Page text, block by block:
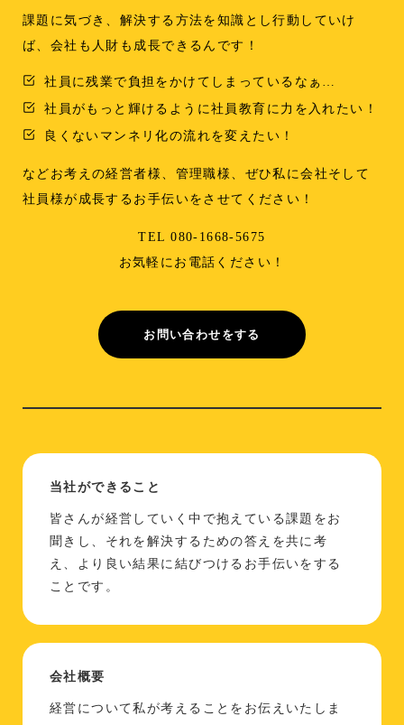
課題に気づき、解決する方法を知識とし行動していけ
ば、会社も人財も成長できるんです！
社員に残業で負担をかけてしまっているなぁ…
社員がもっと輝けるように社員教育に力を入れたい！
良くないマンネリ化の流れを変えたい！
などお考えの経営者様、管理職様、ぜひ私に会社そして
社員様が成長するお手伝いをさせてください！
TEL 080-1668-5675
お気軽にお電話ください！
お問い合わせをする
当社ができること
皆さんが経営していく中で抱えている課題をお
聞きし、それを解決するための答えを共に考
え、より良い結果に結びつけるお手伝いをする
ことです。
会社概要
経営について私が考えることをお伝えいたしま